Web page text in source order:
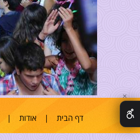
דף הבית | אודות |
✕